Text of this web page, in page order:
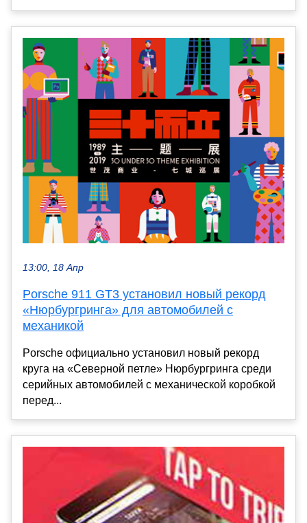
13:00, 18 Апр
Porsche 911 GT3 установил новый рекорд
«Нюрбургринга» для автомобилей с
механикой
Porsche официально установил новый рекорд
круга на «Северной петле» Нюрбургринга среди
серийных автомобилей с механической коробкой
перед...